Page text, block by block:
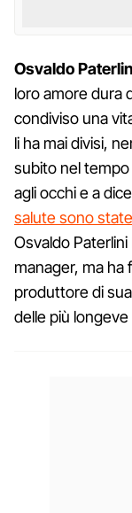
Osvaldo
loro amore dura
condiviso una
li ha mai divisi,
subito nel
agli occhi e a
salute sono
Osvaldo
manager, ma ha
produttore di
delle più